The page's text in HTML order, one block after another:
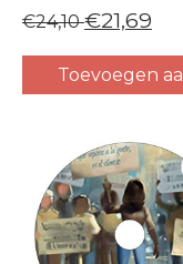
€24,10€21,69
Toevoegen
Carrousel van